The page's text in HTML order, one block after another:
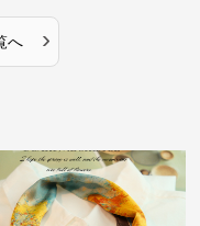
へ ›